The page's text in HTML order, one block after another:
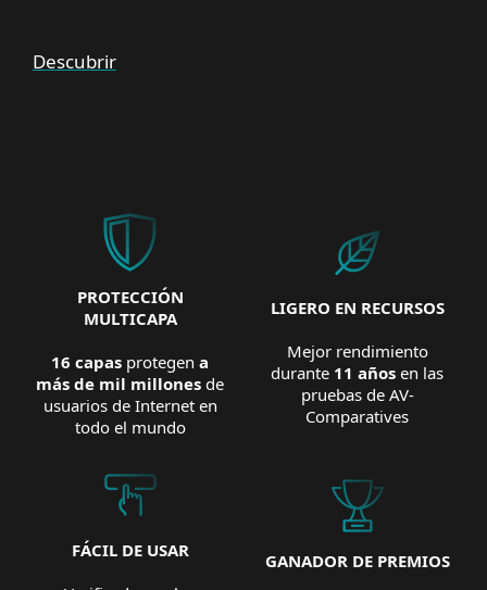
Descubrir
PROTECCIÓN
MULTICAPA
16 capas protegen a
más de mil millones de
usuarios de Internet en
todo el mundo
LIGERO EN RECURSOS
Mejor rendimiento
durante 11 años en las
pruebas de AV-
Comparatives
FÁCIL DE USAR
GANADOR DE PREMIOS